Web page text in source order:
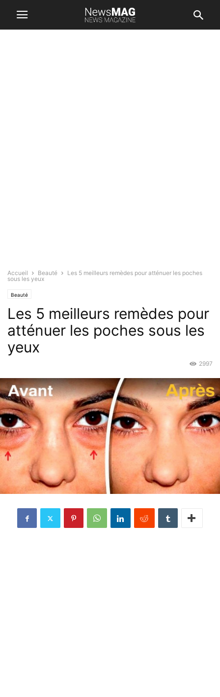
Accueil Beauté
Les 5 meilleurs remèdes pour atténuer les poches
sous les yeux
Beauté
Les 5 meilleurs remèdes pour
atténuer les poches sous les
yeux
2997